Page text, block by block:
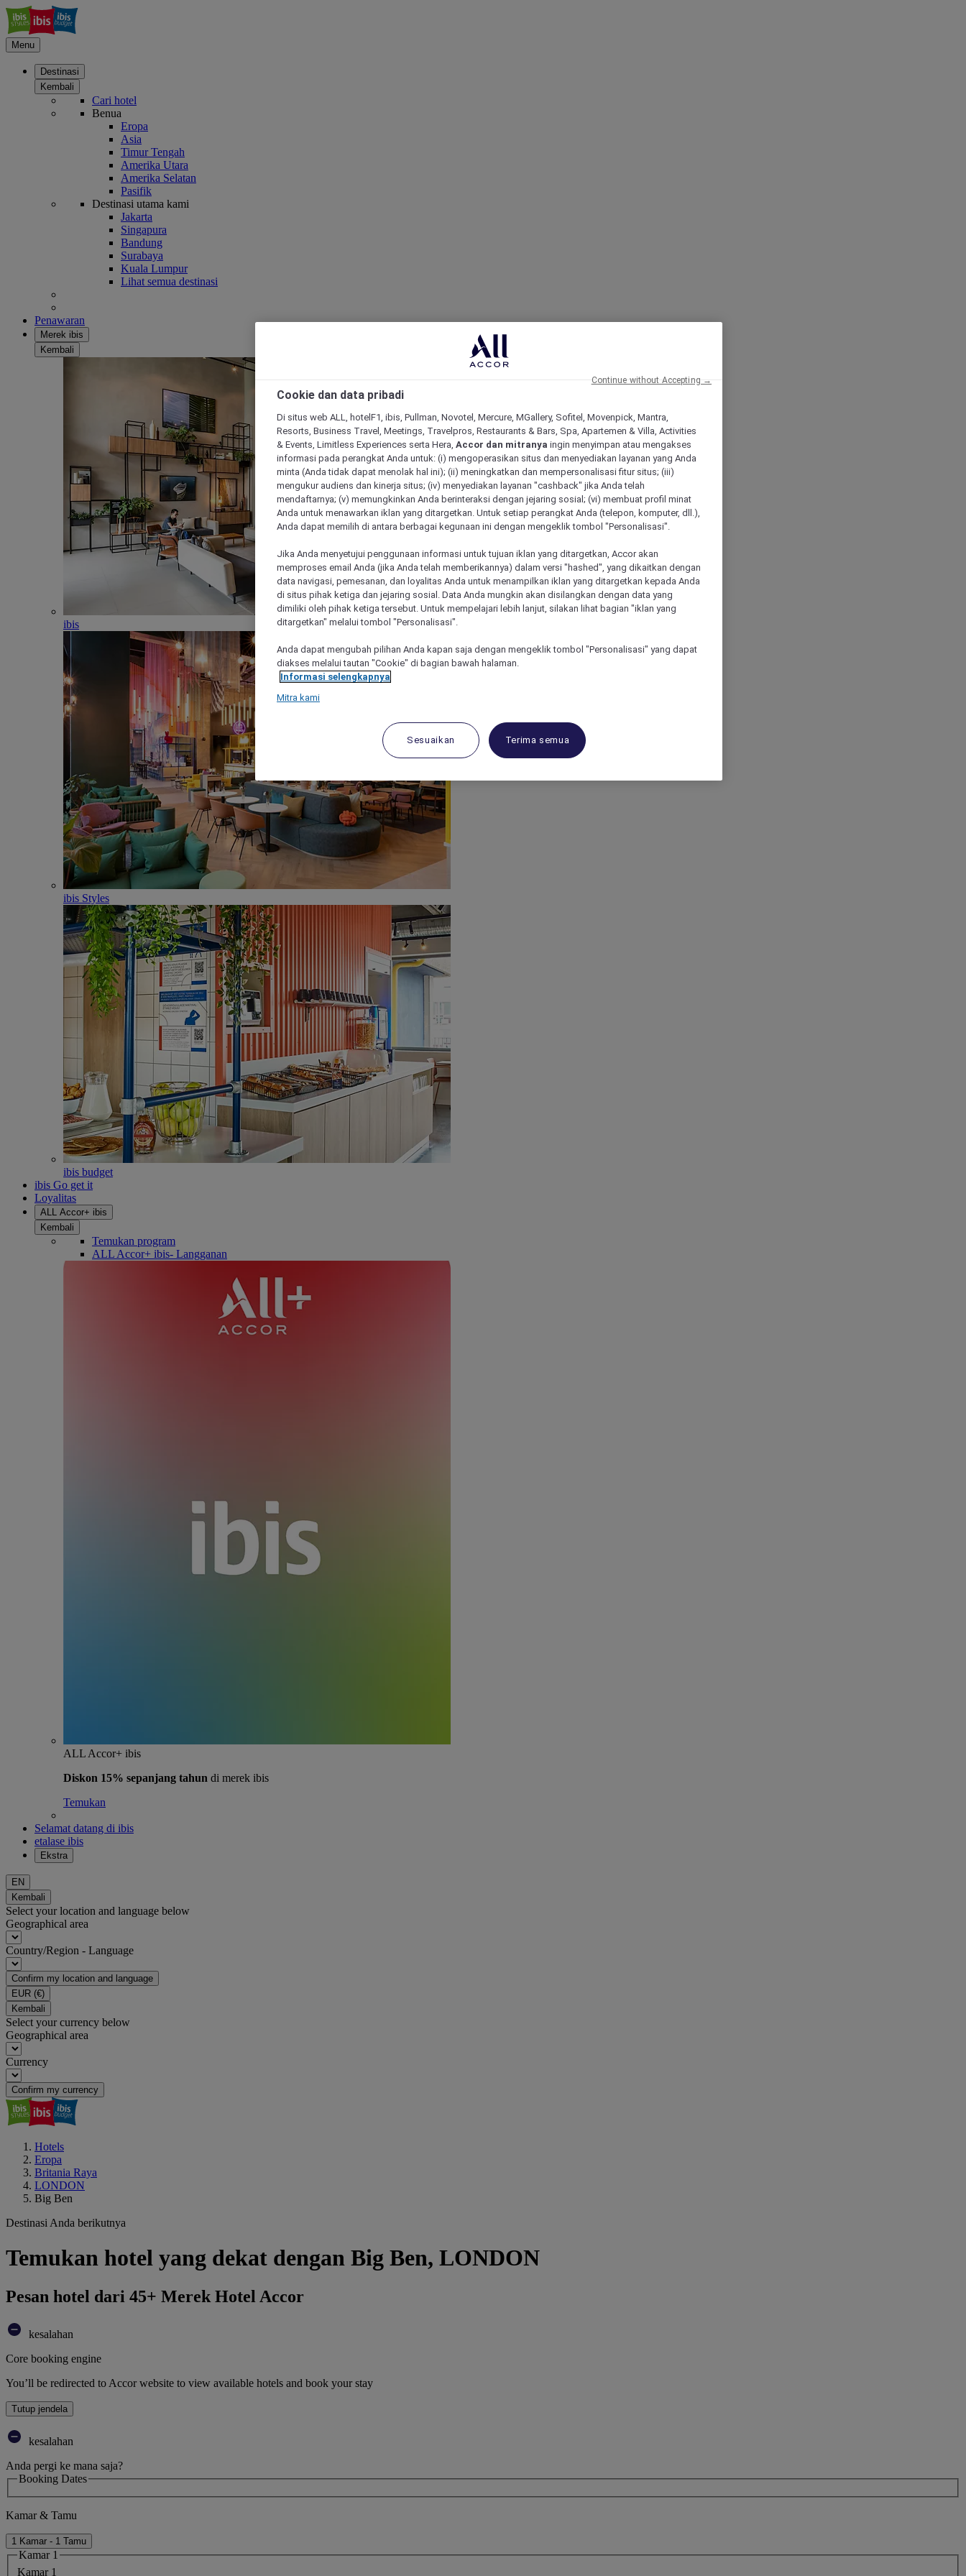
Menu
Destinasi
Kembali
Cari hotel
Benua
Eropa
Asia
Timur Tengah
Amerika Utara
Amerika Selatan
Pasifik
Destinasi utama kami
Jakarta
Singapura
Bandung
Surabaya
Kuala Lumpur
Lihat semua destinasi
Penawaran
Merek ibis
Kembali
ibis
ibis Styles
ibis budget
ibis Go get it
Loyalitas
ALL Accor+ ibis
Kembali
Temukan program
ALL Accor+ ibis- Langganan
ALL Accor+ ibis
Diskon 15% sepanjang tahun di merek ibis
Temukan
Selamat datang di ibis
etalase ibis
Ekstra
EN
Kembali
Select your location and language below
Geographical area
Country/Region - Language
Confirm my location and language
EUR (€)
Kembali
Select your currency below
Geographical area
Currency
Confirm my currency
Hotels
Eropa
Britania Raya
LONDON
Big Ben
Destinasi Anda berikutnya
Temukan hotel yang dekat dengan Big Ben, LONDON
Pesan hotel dari 45+ Merek Hotel Accor
kesalahan
Core booking engine
You’ll be redirected to Accor website to view available hotels and book your stay
Tutup jendela
kesalahan
Anda pergi ke mana saja?
Booking Dates
Kamar & Tamu
1 Kamar - 1 Tamu
Kamar 1
Kamar 1
Cookie dan data pribadi
Di situs web ALL, hotelF1, ibis, Pullman, Novotel, Mercure, MGallery, Sofitel, Movenpick, Mantra,
Resorts, Business Travel, Meetings, Travelpros, Restaurants & Bars, Spa, Apartemen & Villa, Activities
& Events, Limitless Experiences serta Hera, Accor dan mitranya ingin menyimpan atau mengakses
informasi pada perangkat Anda untuk: (i) mengoperasikan situs dan menyediakan layanan yang Anda
minta (Anda tidak dapat menolak hal ini); (ii) meningkatkan dan mempersonalisasi fitur situs; (iii)
mengukur audiens dan kinerja situs; (iv) menyediakan layanan "cashback" jika Anda telah
mendaftarnya; (v) memungkinkan Anda berinteraksi dengan jejaring sosial; (vi) membuat profil minat
Anda untuk menawarkan iklan yang ditargetkan. Untuk setiap perangkat Anda (telepon, komputer, dll.),
Anda dapat memilih di antara berbagai kegunaan ini dengan mengeklik tombol "Personalisasi".
Jika Anda menyetujui penggunaan informasi untuk tujuan iklan yang ditargetkan, Accor akan
memproses email Anda (jika Anda telah memberikannya) dalam versi "hashed", yang dikaitkan dengan
data navigasi, pemesanan, dan loyalitas Anda untuk menampilkan iklan yang ditargetkan kepada Anda
di situs pihak ketiga dan jejaring sosial. Data Anda mungkin akan disilangkan dengan data yang
dimiliki oleh pihak ketiga tersebut. Untuk mempelajari lebih lanjut, silakan lihat bagian "iklan yang
ditargetkan" melalui tombol "Personalisasi".
Anda dapat mengubah pilihan Anda kapan saja dengan mengeklik tombol "Personalisasi" yang dapat
diakses melalui tautan "Cookie" di bagian bawah halaman.
Informasi selengkapnya
Mitra kami
Sesuaikan Terima semua
Continue without Accepting →